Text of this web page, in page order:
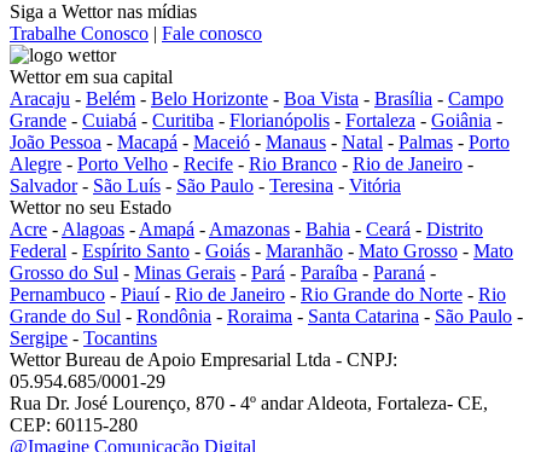
Siga a Wettor nas mídias
Trabalhe Conosco | Fale conosco
Wettor em sua capital
Aracaju - Belém - Belo Horizonte - Boa Vista - Brasília - Campo
Grande - Cuiabá - Curitiba - Florianópolis - Fortaleza - Goiânia -
João Pessoa - Macapá - Maceió - Manaus - Natal - Palmas - Porto
Alegre - Porto Velho - Recife - Rio Branco - Rio de Janeiro -
Salvador- São Luís - São Paulo - Teresina - Vitória
Wettor no seu Estado
Acre - Alagoas - Amapá - Amazonas - Bahia - Ceará - Distrito
Federal - Espírito Santo - Goiás - Maranhão - Mato Grosso - Mato
Grosso do Sul - Minas Gerais - Pará - Paraíba - Paraná -
Pernambuco - Piauí- Rio de Janeiro - Rio Grande do Norte - Rio
Grande do Sul - Rondônia - Roraima - Santa Catarina - São Paulo -
Sergipe - Tocantins
Wettor Bureau de Apoio Empresarial Ltda - CNPJ:
05.954.685/0001-29
Rua Dr. José Lourenço, 870 - 4º andar Aldeota, Fortaleza- CE,
CEP: 60115-280
@Imagine Comunicação Digital